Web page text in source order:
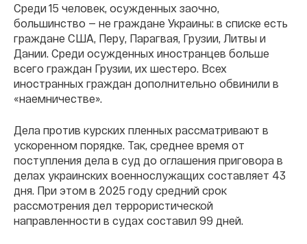
Среди 15 человек, осужденных заочно,
большинство — не граждане Украины: в списке есть
граждане США, Перу, Парагвая, Грузии, Литвы и
Дании. Среди осужденных иностранцев больше
всего граждан Грузии, их шестеро. Всех
иностранных граждан дополнительно обвинили в
«наемничестве».
Дела против курских пленных рассматривают в
ускоренном порядке. Так, среднее время от
поступления дела в суд до оглашения приговора в
делах украинских военнослужащих составляет 43
дня. При этом в 2025 году средний срок
рассмотрения дел террористической
направленности в судах составил 99 дней.